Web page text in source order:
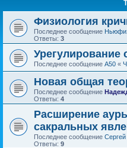
Физиология
Последнее сообщение
Ответы: 3
Урегулирование
Последнее сообщение А50 «
Новая общая
Последнее сообщение
Ответы: 4
Расширение
сакральных
Последнее сообщение
Ответы: 9